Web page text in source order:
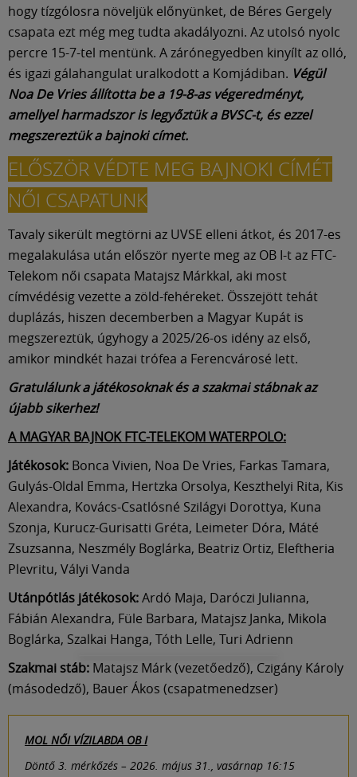
hogy tízgólosra növeljük előnyünket, de Béres Gergely
csapata ezt még meg tudta akadályozni. Az utolsó nyolc
percre 15-7-tel mentünk. A zárónegyedben kinyílt az olló,
és igazi gálahangulat uralkodott a Komjádiban. Végül
Noa De Vries állította be a 19-8-as végeredményt,
amellyel harmadszor is legyőztük a BVSC-t, és ezzel
megszereztük a bajnoki címet.
ELŐSZÖR VÉDTE MEG BAJNOKI CÍMÉT
NŐI CSAPATUNK
Tavaly sikerült megtörni az UVSE elleni átkot, és 2017-es
megalakulása után először nyerte meg az OB I-t az FTC-
Telekom női csapata Matajsz Márkkal, aki most
címvédésig vezette a zöld-fehéreket. Összejött tehát
duplázás, hiszen decemberben a Magyar Kupát is
megszereztük, úgyhogy a 2025/26-os idény az első,
amikor mindkét hazai trófea a Ferencvárosé lett.
Gratulálunk a játékosoknak és a szakmai stábnak az
újabb sikerhez!
A MAGYAR BAJNOK FTC-TELEKOM WATERPOLO:
Játékosok: Bonca Vivien, Noa De Vries, Farkas Tamara,
Gulyás-Oldal Emma, Hertzka Orsolya, Keszthelyi Rita, Kis
Alexandra, Kovács-Csatlósné Szilágyi Dorottya, Kuna
Szonja, Kurucz-Gurisatti Gréta, Leimeter Dóra, Máté
Zsuzsanna, Neszmély Boglárka, Beatriz Ortiz, Eleftheria
Plevritu, Vályi Vanda
Utánpótlás játékosok:Ardó Maja, Daróczi Julianna,
Fábián Alexandra, Füle Barbara, Matajsz Janka, Mikola
Boglárka, Szalkai Hanga, Tóth Lelle, Turi Adrienn
Szakmai stáb: Matajsz Márk (vezetőedző), Czigány Károly
(másodedző), Bauer Ákos (csapatmenedzser)
MOL NŐI VÍZILABDA OB I
Döntő 3. mérkőzés – 2026. május 31., vasárnap 16:15